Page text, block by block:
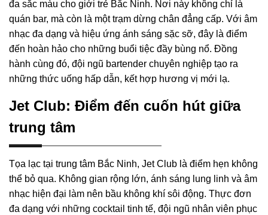
đa sắc màu cho giới trẻ Bắc Ninh. Nơi này không chỉ là
quán bar, mà còn là một trạm dừng chân đẳng cấp. Với âm
nhạc đa dạng và hiệu ứng ánh sáng sặc sỡ, đây là điểm
đến hoàn hảo cho những buổi tiệc đầy bùng nổ. Đồng
hành cùng đó, đội ngũ bartender chuyên nghiệp tạo ra
những thức uống hấp dẫn, kết hợp hương vị mới lạ.
Jet Club: Điểm đến cuốn hút giữa
trung tâm
Tọa lạc tại trung tâm Bắc Ninh, Jet Club là điểm hẹn không
thể bỏ qua. Không gian rộng lớn, ánh sáng lung linh và âm
nhạc hiện đại làm nên bầu không khí sôi động. Thực đơn
đa dạng với những cocktail tinh tế, đội ngũ nhân viên phục